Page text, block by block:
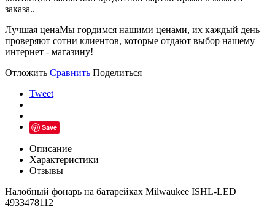
заказа..
Лучшая ценаМы гордимся нашими ценами, их каждый день
проверяют сотни клиентов, которые отдают выбор нашему
интернет - магазину!
Отложить Сравнить Поделиться
Tweet
Save
Описание
Характеристики
Отзывы
Налобный фонарь на батарейках Milwaukee ISHL-LED
4933478112